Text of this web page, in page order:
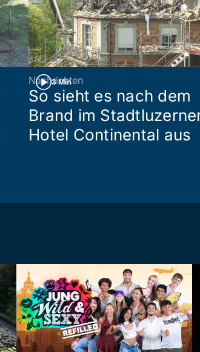
3 Min
Nachrichten
So sieht es nach dem
Brand im
Hotel Continental aus